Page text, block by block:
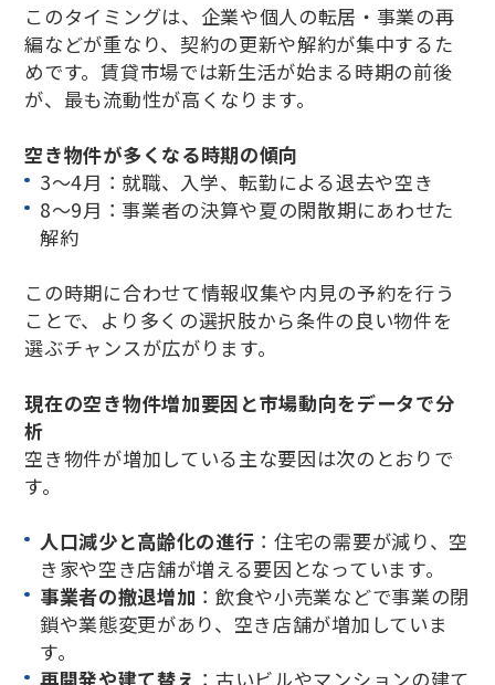
このタイミングは、企業や個人の転居・事業の再
編などが重なり、契約の更新や解約が集中するた
めです。賃貸市場では新生活が始まる時期の前後
が、最も流動性が高くなります。
空き物件が多くなる時期の傾向
3〜4月：就職、入学、転勤による退去や空き
8〜9月：事業者の決算や夏の閑散期にあわせた
解約
この時期に合わせて情報収集や内見の予約を行う
ことで、より多くの選択肢から条件の良い物件を
選ぶチャンスが広がります。
現在の空き物件増加要因と市場動向をデータで分
析
空き物件が増加している主な要因は次のとおりで
す。
人口減少と高齢化の進行 ：住宅の需要が減り、空
き家や空き店舗が増える要因となっています。
事業者の撤退増加 ：飲食や小売業などで事業の閉
鎖や業態変更があり、空き店舗が増加していま
す。
再開発や建て替え ：古いビルやマンションの建て